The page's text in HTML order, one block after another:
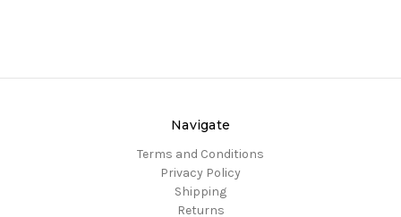
Navigate
Terms and Conditions
Privacy Policy
Shipping
Returns